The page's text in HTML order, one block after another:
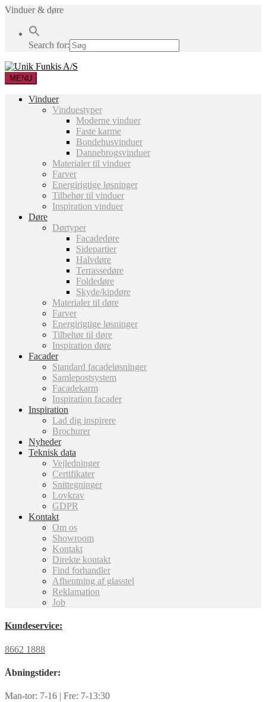
Vinduer & døre
Search for:
MENU
Vinduer
Vinduestyper
Moderne vinduer
Faste karme
Bondehusvinduer
Dannebrogsvinduer
Materialer til vinduer
Farver
Energirigtige løsninger
Tilbehør til vinduer
Inspiration vinduer
Døre
Dørtyper
Facadedøre
Sidepartier
Halvdøre
Terrassedøre
Foldedøre
Skyde/kipdøre
Materialer til døre
Farver
Energirigtige løsninger
Tilbehør til døre
Inspiration døre
Facader
Standard facadeløsninger
Samlepostsystem
Facadekarm
Inspiration facader
Inspiration
Lad dig inspirere
Brochurer
Nyheder
Teknisk data
Vejledninger
Certifikater
Snittegninger
Lovkrav
GDPR
Kontakt
Om os
Showroom
Kontakt
Direkte kontakt
Find forhandler
Afhentning af glasstel
Reklamation
Job
Kundeservice:
8662 1888
Åbningstider:
Man-tor: 7-16 | Fre: 7-13:30